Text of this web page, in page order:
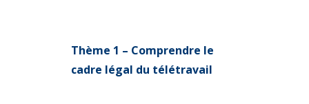
Thème 1 – Comprendre le
cadre légal du télétravail